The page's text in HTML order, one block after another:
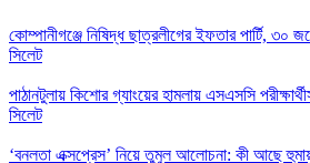
কোম্পানীগঞ্জে নিষিদ্ধ ছাত্রলীগের ইফতার পার্টি, ৩০
সিলেট
পাঠানটুলায় কিশোর গ্যাংয়ের হামলায় এসএসসি
সিলেট
‘বনলতা এক্সপ্রেস’ নিয়ে তুমুল আলোচনা: কী আছে